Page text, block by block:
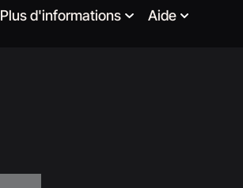
Plus d'informations Aide